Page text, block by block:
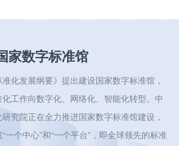
家数字标准馆
准化发展纲要》提出建设国家数字标准馆，
工作向数字化、网络化、智能化转型。中
究院正在全力推进国家数字标准馆建设，
一个中心”和“一个平台”，即全球领先的标准